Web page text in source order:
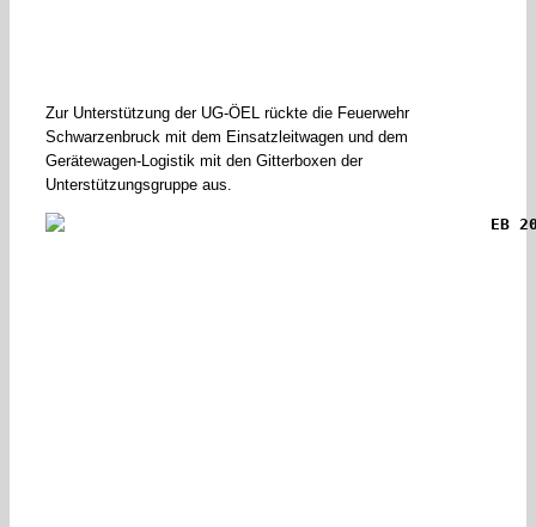
Zur Unterstützung der UG-ÖEL rückte die Feuerwehr
Schwarzenbruck mit dem Einsatzleitwagen und dem
Gerätewagen-Logistik mit den Gitterboxen der
Unterstützungsgruppe aus.
EB